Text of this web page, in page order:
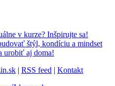
v kurze? Inšpirujte sa!
štýl, kondíciu a mindset
urobiť aj doma!
| RSS feed | Kontakt